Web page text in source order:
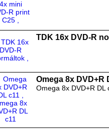
TDK 16x DVD-R
Omega 8x DVD+R
Omega 8x DVD+R DL